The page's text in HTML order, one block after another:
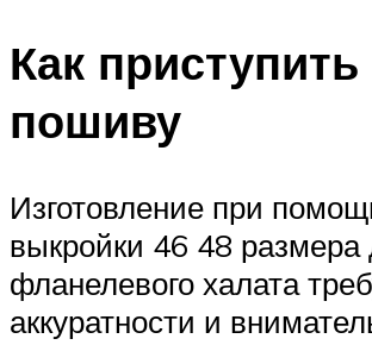
Как приступить
пошиву
Изготовление при
выкройки 46 48 размера
фланелевого халата
аккуратности и